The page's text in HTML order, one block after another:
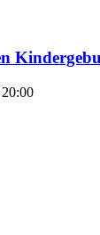
20:00